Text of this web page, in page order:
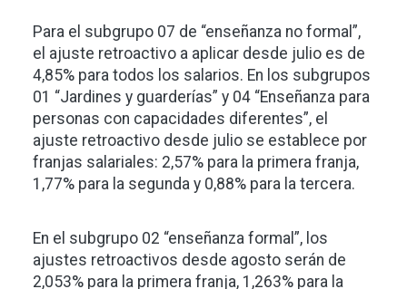
Para el subgrupo 07 de “enseñanza no formal”,
el ajuste retroactivo a aplicar desde julio es de
4,85% para todos los salarios. En los subgrupos
01 “Jardines y guarderías” y 04 “Enseñanza para
personas con capacidades diferentes”, el
ajuste retroactivo desde julio se establece por
franjas salariales: 2,57% para la primera franja,
1,77% para la segunda y 0,88% para la tercera.
En el subgrupo 02 “enseñanza formal”, los
ajustes retroactivos desde agosto serán de
2,053% para la primera franja, 1,263% para la